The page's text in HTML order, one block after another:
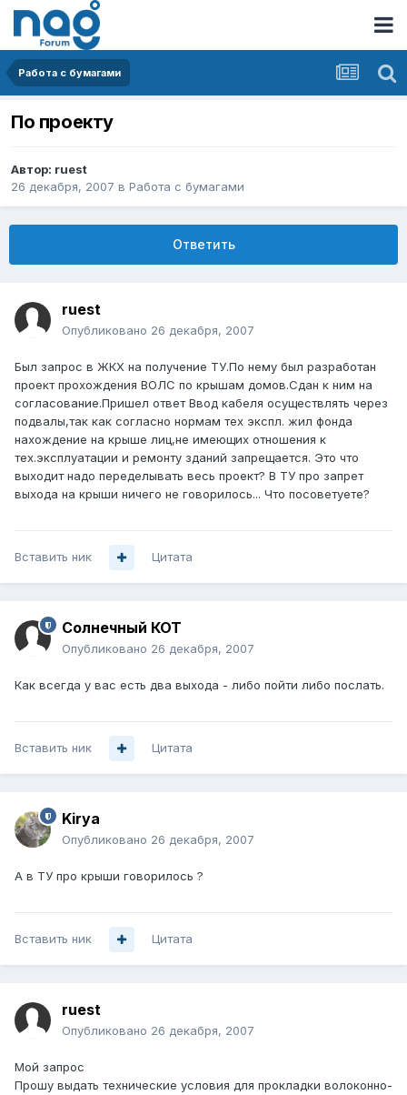
Работа с бумагами
По проекту
Автор: ruest
26 декабря, 2007 в Работа с бумагами
Ответить
ruest
Опубликовано 26 декабря, 2007
Был запрос в ЖКХ на получение ТУ.По нему был разработан
проект прохождения ВОЛС по крышам домов.Сдан к ним на
согласование.Пришел ответ Ввод кабеля осуществлять через
подвалы,так как согласно нормам тех экспл. жил фонда
нахождение на крыше лиц,не имеющих отношения к
тех.эксплуатации и ремонту зданий запрещается. Это что
выходит надо переделывать весь проект? В ТУ про запрет
выхода на крыши ничего не говорилось... Что посоветуете?
Вставить ник Цитата
Солнечный КОТ
Опубликовано 26 декабря, 2007
Как всегда у вас есть два выхода - либо пойти либо послать.
Вставить ник Цитата
Kirya
Опубликовано 26 декабря, 2007
А в ТУ про крыши говорилось ?
Вставить ник Цитата
ruest
Опубликовано 26 декабря, 2007
Мой запрос
Прошу выдать технические условия для прокладки волоконно-